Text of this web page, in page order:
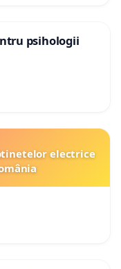
psihologii
electrice